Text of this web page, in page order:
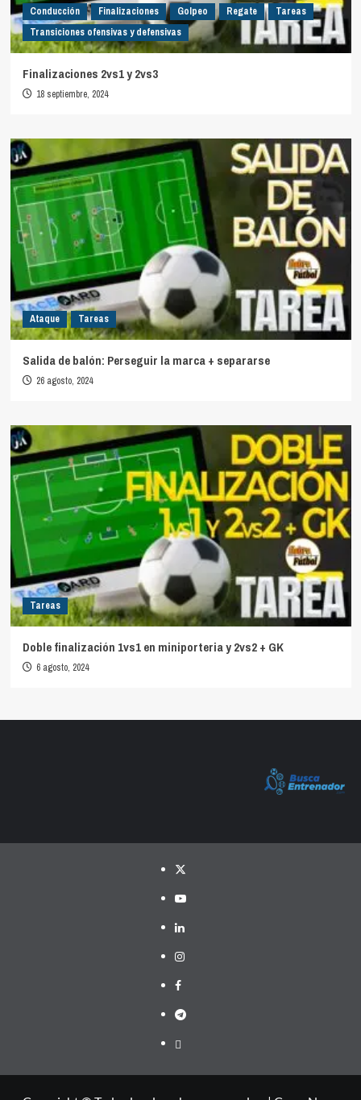
Conducción Finalizaciones Golpeo Regate
Tareas
Transiciones ofensivas y defensivas
Finalizaciones 2vs1 y 2vs3
18 septiembre, 2024
Ataque Tareas
Salida de balón: Perseguir la marca + separarse
26 agosto, 2024
Tareas
Doble finalización 1vs1 en miniporteria y 2vs2 + GK
6 agosto, 2024
Twitter
YouTube
LinkedIn
Instagram
Facebook
Telegram
PayPal